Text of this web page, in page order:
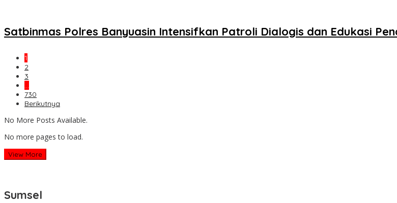
Satbinmas Polres Banyuasin Intensifkan Patroli Dialogis dan Edukasi
1
2
3
…
730
Berikutnya
No More Posts Available.
No more pages to load.
View More
Sumsel